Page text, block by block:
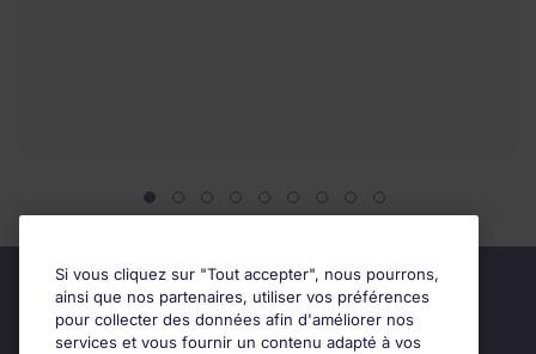
Si vous cliquez sur "Tout accepter", nous pourrons,
ainsi que nos partenaires, utiliser vos préférences
pour collecter des données afin d'améliorer nos
services et vous fournir un contenu adapté à vos